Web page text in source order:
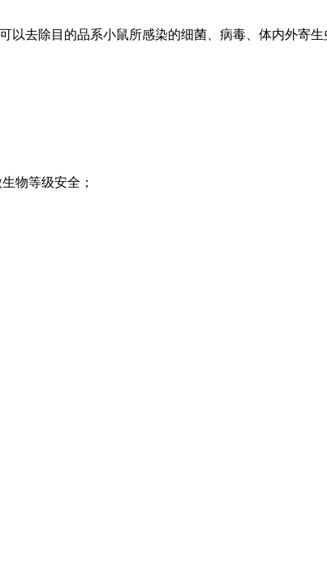
去除目的品系小鼠所感染的细菌、病毒、体内外寄生
物等级安全；